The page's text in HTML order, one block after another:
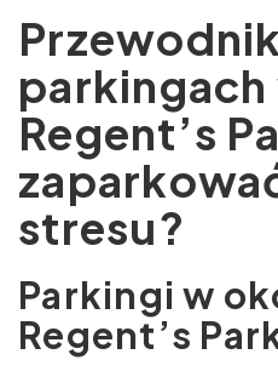
parkingach
Regent’s
stresu?
Parkingi w
Regent’s